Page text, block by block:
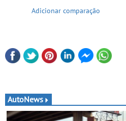
Adicionar comparação
AutoNews